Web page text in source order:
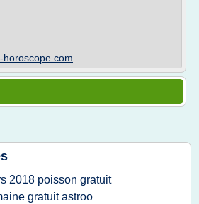
horoscope.com
2018 poisson gratuit
gratuit astroo